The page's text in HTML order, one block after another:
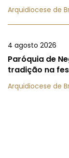
Arquidiocese de
4 agosto 2026
Paróquia de
tradição na
Arquidiocese de